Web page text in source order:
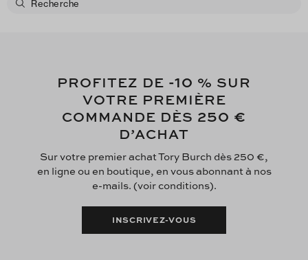
PROFITEZ DE -10 % SUR
VOTRE PREMIÈRE
COMMANDE DÈS 250 €
D’ACHAT
Sur votre premier achat Tory Burch dès 250 €,
en ligne ou en boutique, en vous abonnant à nos
e-mails. (voir conditions).
INSCRIVEZ-VOUS